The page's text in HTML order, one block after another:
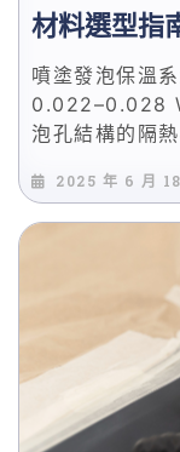
材料選型指
噴塗發泡保溫
0.022–0.028
泡孔結構的隔
合用噴塗發泡。
2025 年 6 月